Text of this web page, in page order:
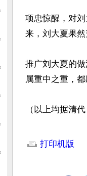
项忠惊醒，对
来，刘大夏果然
推广刘大夏的
属重中之重，
（以上均据清
打印机版